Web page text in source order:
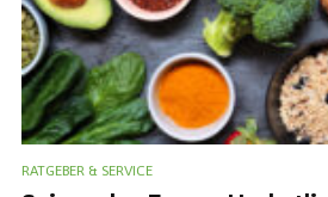
RATGEBER & SERVICE